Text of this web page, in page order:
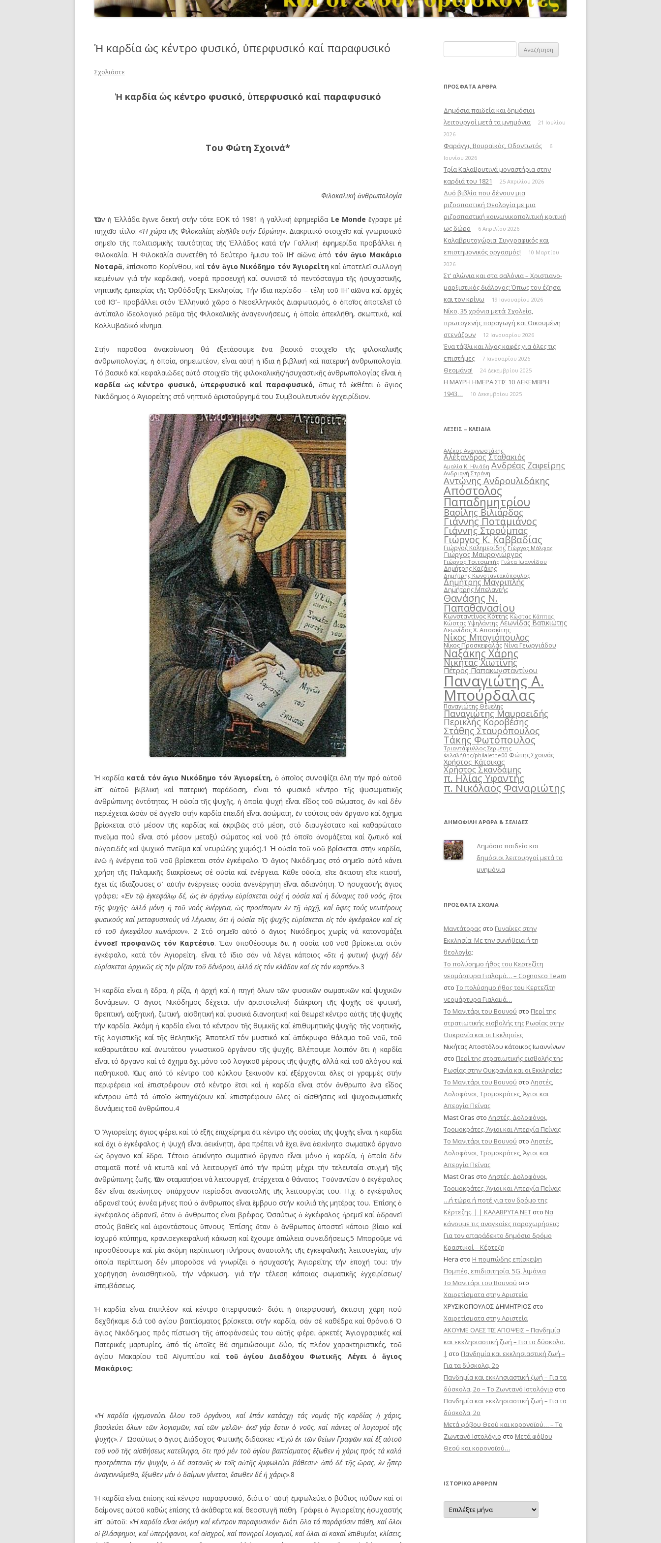
Ἡ καρδία ὡς κέντρο φυσικό, ὑπερφυσικό καί παραφυσικό
Σχολιάστε
Ἡ καρδία ὡς κέντρο φυσικό, ὑπερφυσικό καί παραφυσικό
Του Φώτη Σχοινά*
Φιλοκαλική ἀνθρωπολογία
Ὅταν ἡ Ἑλλάδα ἔγινε δεκτή στήν τότε ΕΟΚ τό 1981 ἡ γαλλική ἐφημερίδα Le Monde ἔγραφε μέ
πηχαῖο τίτλο: «Ἡχώρα τῆς Φιλοκαλίας εἰσῆλθε στήν Εὐρώπη». Διακριτικό στοιχεῖο καί γνωριστικό
σημεῖο τῆς πολιτισμικῆς ταυτότητας τῆς Ἑλλάδος κατά τήν Γαλλική ἐφημερίδα προβάλλει ἡ
Φιλοκαλία. Ἡ Φιλοκαλία συνετέθη τό δεύτερο ἥμισυ τοῦ ΙΗ’ αἰῶνα ἀπό τόν ἅγιο Μακάριο
Νοταρᾶ, ἐπίσκοπο Κορίνθου, καί τόν ἅγιο Νικόδημο τόν Ἁγιορείτηκαί ἀποτελεῖ συλλογή
κειμένων γιά τήν καρδιακή, νοερά προσευχή καί συνιστᾶ τό πεντόσταγμα τῆς ἡσυχαστικῆς,
νηπτικῆς ἐμπειρίας τῆς Ὀρθόδοξης Ἐκκλησίας. Τήν ἴδια περίοδο – τέλη τοῦ ΙΗ’ αἰῶνα καί ἀρχές
τοῦ ΙΘ’– προβάλλει στόν Ἑλληνικό χῶρο ὁ Νεοελληνικός Διαφωτισμός, ὁ ὁποῖος ἀποτελεῖ τό
ἀντίπαλο ἰδεολογικό ρεῦμα τῆς Φιλοκαλικῆς ἀναγεννήσεως, ἡ ὁποία ἀπεκλήθη, σκωπτικά, καί
Κολλυβαδικό κίνημα.
Στήν παροῦσα ἀνακοίνωση θά ἐξετάσουμε ἕνα βασικό στοιχεῖο τῆς φιλοκαλικῆς
ἀνθρωπολογίας, ἡ ὁποία, σημειωτέον, εἶναι αὐτή ἡ ἴδια ἡ βιβλική καί πατερική ἀνθρωπολογία.
Τό βασικό καί κεφαλαιῶδες αὐτό στοιχεῖο τῆς φιλοκαλικῆς/ἡσυχαστικῆς ἀνθρωπολογίας εἶναι ἡ
καρδία ὡς κέντρο φυσικό, ὑπερφυσικό καί παραφυσικό, ὅπως τό ἐκθέτει ὁ ἅγιος
Νικόδημος ὁ Ἁγιορείτης στό νηπτικό ἀριστούργημά του Συμβουλευτικόν ἐγχειρίδιον.
Ἡ καρδία κατά τόνἅγιο Νικόδημο τόνἉγιορείτη, ὁ ὁποῖος συνοψίζει ὅλη τήν πρό αὐτοῦ
ἐπ᾿ αὐτοῦ βιβλική καί πατερική παράδοση, εἶναι τό φυσικό κέντρο τῆς ψυσωματικῆς
ἀνθρώπινης ὀντότητας. Ἡ οὐσία τῆς ψυχῆς, ἡ ὁποία ψυχή εἶναι εἶδος τοῦ σώματος, ἄν καί δέν
περιέχεται ὡσάν σέ ἀγγεῖο στήν καρδία ἐπειδή εἶναι ἀσώματη, ἐν τούτοις σάν ὄργανο καί ὄχημα
βρίσκεται στό μέσον τῆς καρδίας καί ἀκριβῶς στό μέση, στό διαυγέστατο καί καθαρώτατο
πνεῦμα πού εἶναι στό μέσον μεταξύ σώματος καί νοῦ (τό ὁποῖο ὀνομάζεται καί ζωτικό καί
αὐγοειδές καί ψυχικό πνεῦμα καί νευρώδης χυμός).1 Ἡ οὐσία τοῦ νοῦ βρίσκεται στήν καρδία,
ἐνῶ ἡ ἐνέργεια τοῦ νοῦ βρίσκεται στόν ἐγκέφαλο. Ὁ ἅγιος Νικόδημος στό σημεῖο αὐτό κάνει
χρήση τῆς Παλαμικῆς διακρίσεως σέ οὐσία καί ἐνέργεια. Κάθε οὐσία, εἴτε ἄκτιστη εἴτε κτιστή,
ἔχει τίς ἰδιάζουσες σ᾿ αὐτήν ἐνέργειες· οὐσία ἀνενέργητη εἶναι ἀδιανόητη. Ὁ ἡσυχαστής ἅγιος
γράφει: «Ἐν τῷ ἐγκεφάλῳ δέ, ὡς ἐν ὀργάνῳεὑρίσκεται οὐχίἡ οὐσία καί ἡ δύναμις τοῦ νοός,ἤτοι
τῆς ψυχῆς·ἀλλά μόνη ἡ τοῦ νοός ἐνέργεια, ὡς προείπομενἐν τῇ ἀρχῇ, καί ἄφες τούς νεωτέρους
φυσικούς καί μεταφυσικούς νά λέγωσιν,ὅτιἡ οὐσία τῆς ψυχῆς εὑρίσκεται εἰς τόν ἐγκέφαλον καί εἰς
τό τοῦ ἐγκεφάλου κωνάριον». 2 Στό σημεῖο αὐτό ὁ ἅγιος Νικόδημος χωρίς νά κατονομάζει
ἐννοεῖπροφανῶς τόν Καρτέσιο. Ἐάν ὑποθέσουμε ὅτι ἡ οὐσία τοῦ νοῦ βρίσκεται στόν
ἐγκέφαλο, κατά τόν Ἁγιορείτη, εἶναι τό ἴδιο σάν νά λέγει κάποιος «ὅτι ἡ φυτική ψυχή δέν
εὑρίσκεται ἀρχικῶς εἰς τήν ρίζαν τοῦ δένδρου, ἀλλά εἰς τόν κλάδον καί εἰς τόν καρπόν».3
Ἡ καρδία εἶναι ἡ ἕδρα, ἡ ρίζα, ἡ ἀρχή καί ἡ πηγή ὅλων τῶν φυσικῶν σωματικῶν καί ψυχικῶν
δυνάμεων. Ὁ ἅγιος Νικόδημος δέχεται τήν ἀριστοτελική διάκριση τῆς ψυχῆς σέ φυτική,
θρεπτική, αὐξητική, ζωτική, αἰσθητική καί φυσικά διανοητική καί θεωρεῖ κέντρο αὐτῆς τῆς ψυχῆς
τήν καρδία. Ἀκόμη ἡ καρδία εἶναι τό κέντρον τῆς θυμικῆς καί ἐπιθυμητικῆς ψυχῆς· τῆς νοητικῆς,
τῆς λογιστικῆς καί τῆς θελητικῆς. Ἀποτελεῖ τόν μυστικό καί ἀπόκρυφο θάλαμο τοῦ νοῦ, τοῦ
καθαρωτάτου καί ἀνωτάτου γνωστικοῦ ὀργάνου τῆς ψυχῆς. Βλέπουμε λοιπόν ὅτι ἡ καρδία
εἶναι τό ὄργανο καί τό ὄχημα ὄχι μόνο τοῦ λογικοῦ μέρους τῆς ψυχῆς, ἀλλά καί τοῦ ἀλόγου καί
παθητικοῦ. Ὅπως ἀπό τό κέντρο τοῦ κύκλου ξεκινοῦν καί ἐξέρχονται ὅλες οἱ γραμμές στήν
περιφέρεια καί ἐπιστρέφουν στό κέντρο ἔτσι καί ἡ καρδία εἶναι στόν ἄνθρωπο ἕνα εἶδος
κέντρου ἀπό τό ὁποῖο ἐκπηγάζουν καί ἐπιστρέφουν ὅλες οἱ αἰσθήσεις καί ψυχοσωματικές
δυνάμεις τοῦ ἀνθρώπου.4
Ὁ Ἅγιορείτης ἅγιος φέρει καί τό ἑξῆς ἐπιχείρημα ὅτι κέντρο τῆς οὐσίας τῆς ψυχῆς εἶναι ἡ καρδία
καί ὄχι ὁ ἐγκέφαλος: ἡ ψυχή εἶναι ἀεικίνητη, ἄρα πρέπει νά ἔχει ἕνα ἀεικίνητο σωματικό ὅργανο
ὡς ὄργανο καί ἕδρα. Τέτοιο ἀεικίνητο σωματικό ὄργανο εἶναι μόνο ἡ καρδία, ἡ ὁποία δέν
σταματᾶ ποτέ νά κτυπᾶ καί νά λειτουργεῖ ἀπό τήν πρώτη μέχρι τήν τελευταία στιγμή τῆς
ἀνθρώπινης ζωῆς. Ὅταν σταματήσει νά λειτουργεῖ, ἐπέρχεται ὁ θάνατος. Τοὐναντίον ὁ ἐκγέφαλος
δέν εἶναι ἀεικίνητος· ὑπάρχουν περίοδοι ἀναστολῆς τῆς λειτουργίας του. Π.χ. ὁ ἐγκέφαλος
ἀδρανεῖ τούς ἐννέα μῆνες πού ὁ ἄνθρωπος εἶναι ἔμβρυο στήν κοιλιά τῆς μητέρας του. Ἐπίσης ὁ
ἐγκέφαλος ἀδρανεῖ, ὅταν ὁ ἄνθρωπος εἶναι βρέφος. Ὡσαύτως ὁ ἐγκέφαλος ἠρεμεῖ καί ἀδρανεῖ
στούς βαθεῖς καί ἀφαντάστους ὕπνους. Ἐπίσης ὅταν ὁ ἄνθρωπος ὑποστεῖ κάποιο βίαιο καί
ἰσχυρό κτύπημα, κρανιοεγκεφαλική κάκωση καί ἔχουμε ἀπώλεια συνειδήσεως.5 Μποροῦμε νά
προσθέσουμε καί μία ἀκόμη περίπτωση πλήρους ἀναστολῆς τῆς ἐγκεφαλικῆς λειτουεγίας, τήν
ὁποία περίπτωση δέν μποροῦσε νά γνωρίζει ὁ ἡσυχαστής Ἁγιορείτης τήν ἐποχή του: τήν
χορήγηση ἀναισθητικοῦ, τήν νάρκωση, γιά τήν τέλεση κάποιας σωματικῆς ἐγχειρίσεως/
ἐπεμβάσεως.
Ἡ καρδία εἶναι ἐπιπλέον καί κέντρο ὑπερφυσικό· διότι ἡ ὑπερφυσική, ἄκτιστη χάρη πού
δεχθήκαμε διά τοῦ ἁγίου βαπτίσματος βρίσκεται στήν καρδία, σάν σέ καθέδρα καί θρόνο.6 Ὁ
ἅγιος Νικόδημος πρός πίστωση τῆς ἀποφάνσεώς του αὐτῆς φέρει ἀρκετές Ἁγιογραφικές καί
Πατερικές μαρτυρίες, ἀπό τίς ὁποῖες θά σημειώσουμε δύο, τίς πλέον χαρακτηριστικές, τοῦ
ἁγίου Μακαρίου τοῦ Αἰγυπτίου καί τοῦ ἁγίου Διαδόχου Φωτικῆς.Λέγειὁ ἅγιος
Μακάριος:
«Ἡκαρδία ἡγεμονεύειὅλου τοῦ ὀργάνου, καίἐπάν κατάσχῃ τάς νομάς τῆς καρδίας ἡ χάρις,
βασιλεύειὅλων τῶν λογισμῶν, καί τῶν μελῶν·ἐκεῖγάρ ἔστινὁ νοῦς, καί πάντες οἱλογισμοί τῆς
ψυχῆς».7 Ὡσαύτως ὁ ἅγιος Διάδοχος Φωτικῆς διδάσκει: «Ἐγώἐκ τῶν θείων Γραφῶν καί ἐξ αὐτοῦ
τοῦ νοῦ τῆς αἰσθήσεως κατείληφα, ὅτι πρό μέν τοῦ ἁγίου βαπτίσματος ἔξωθενἡ χάρις πρός τά καλά
προτρέπεται τήν ψυχήν,ὁ δέ σατανᾶςἐν τοῖς αὐτῆςἐμφωλεύει βάθεσιν·ἀπό δέ τῆςὥρας, ἐν ᾗπερ
ἀναγεννώμεθα, ἔξωθεν μέν ὁ δαίμων γίνεται, ἔσωθεν δέἡ χάρις».8
Ἡ καρδία εἶναι ἐπίσης καί κέντρο παραφυσικό, διότι σ᾿ αὐτή ἐμφωλεύει ὁ βύθιος πύθων καί οἱ
δαίμονες αὐτοῦ καθώς ἐπίσης τά ἀκάθαρτα καί θεοστυγῆ πάθη. Γράφει ὁ Ἁγιορείτης ἡσυχαστής
ἐπ᾿ αὐτοῦ: «Ἡκαρδία εἶναιἀκόμη καί κέντρον παραφυσικόν· διότι ὅλα τά παράφύσιν πάθη, καίὅλοι
οἱβλάσφημοι, καίὑπερήφανοι, καί αἰσχροί, καί πονηροί λογισμοί, καίὅλαι αἱκακαίἐπιθυμίαι, κλίσεις,
για:
ΠΡΌΣΦΑΤΑ ΆΡΘΡΑ
Δημόσια παιδεία και δημόσιοι
λειτουργοί μετά τα μνημόνια
21 Ιουλίου
2026
Φαράγγι, Βουραϊκός, Οδοντωτός
6
Ιουνίου 2026
Τρία Καλαβρυτινά μοναστήρια στην
καρδιά του 1821
25 Απριλίου 2026
Δυό βιβλία που δένουν μια
ριζοσπαστική Θεολογία με μια
ριζοσπαστική κοινωνικοπολιτική κριτική
ως δώρο
6 Απριλίου 2026
Καλαβρυτοχώρια: Συγγραφικός και
επιστημονικός οργασμός!
10 Μαρτίου
2026
Στ’ αλώνια και στα σαλόνια – Χριστιανο-
μαρξιστικός διάλογος: Όπως τον έζησα
και τον κρίνω
19 Ιανουαρίου 2026
Νίκο, 35 χρόνια μετά: Σχολεία,
πρωτογενής παραγωγή και Οικουμένη
στενάζουν
12 Ιανουαρίου 2026
Ένα τάβλι και λίγος καφές για όλες τις
επιστήμες
7 Ιανουαρίου 2026
Θεομάνα! 24 Δεκεμβρίου 2025
Η ΜΑΥΡΗ ΗΜΕΡΑ ΣΤΙΣ 10 ΔΕΚΕΜΒΡΗ
1943…
10 Δεκεμβρίου 2025
ΛΈΞΕΙΣ – ΚΛΕΙΔΙΆ
Αλέκος Αναγνωστάκης
Αλέξανδρος Σταθακιός
Αμαλία Κ. Ηλιάδη Ανδρέας Ζαφείρης
Ανδριανή Στράνη
Αντώνης Ανδρουλιδάκης
Απόστολος
Παπαδημητρίου
Βασίλης Βιλιάρδος
Γιάννης Ποταμιάνος
Γιάννης Στρούμπας
Γιώργος Κ. Καββαδίας
Γιώργος Καλημερίδης Γιώργος Μάλφας
Γιώργος Μαυρογιώργος
Γιώργος Τσιτσιμπής Γιώτα Ιωαννίδου
Δημήτρης Καζάκης
Δημήτρης Κωνσταντακόπουλος
Δημήτρης Μαγριπλής
Δημήτρης Μπελαντής
Θανάσης Ν.
Παπαθανασίου
Κωνσταντίνος Κόττης Κώστας Κάππας
Κώστας Υψηλάντης Λεωνίδας Βατικιώτης
Λεωνίδας Χ. Αποσκίτης
Νίκος Μπογιόπουλος
Νίκος Προσκεφαλάς Νίνα Γεωργιάδου
Ναξάκης Χάρης
Νικήτας Χιωτίνης
Πέτρος Παπακωνσταντίνου
Παναγιώτης Α.
Μπούρδαλας
Παναγιώτης Θέμελης
Παναγιώτης Μαυροειδής
Περικλής Κοροβέσης
Στάθης Σταυρόπουλος
Τάκης Φωτόπουλος
Τριαντάφυλλος Σερμέτης
Φιλαλήθης/philalethe00 Φώτης Σχοινάς
Χρήστος Κάτσικας
Χρήστος Σκανδάμης
π. Ηλίας Υφαντής
π. Νικόλαος Φαναριώτης
ΔΗΜΟΦΙΛΉ ΆΡΘΡΑ & ΣΕΛΊΔΕΣ
Δημόσια παιδεία και
δημόσιοι λειτουργοί μετά τα
μνημόνια
ΠΡΌΣΦΑΤΑ ΣΧΌΛΙΑ
Μαντάτορας στο Γυναίκες στην
Εκκλησία: Με την συνήθεια ή τη
θεολογία;
Το πολύσημο ήθος του Κερτεζίτη
νεομάρτυρα Γιαλαμά… – Cognosco Team
στο Το πολύσημο ήθος του Κερτεζίτη
νεομάρτυρα Γιαλαμά…
Το Μανιτάρι του Βουνού στο Περί της
στρατιωτικής εισβολής της Ρωσίας στην
Ουκρανία και οι Εκκλησίες
Νικήτας Αποστόλου κάτοικος Ιωαννίνων
στο Περί της στρατιωτικής εισβολής της
Ρωσίας στην Ουκρανία και οι Εκκλησίες
Το Μανιτάρι του Βουνού στο Ληστές,
Δολοφόνοι, Τρομοκράτες, Άγιοι και
Απεργία Πείνας
Mast Oras στο Ληστές, Δολοφόνοι,
Τρομοκράτες, Άγιοι και Απεργία Πείνας
Το Μανιτάρι του Βουνού στο Ληστές,
Δολοφόνοι, Τρομοκράτες, Άγιοι και
Απεργία Πείνας
Mast Oras στο Ληστές, Δολοφόνοι,
Τρομοκράτες, Άγιοι και Απεργία Πείνας
…ή τώρα ή ποτέ για τον δρόμο της
Κέρτεζης. | | ΚΑΛΑΒΡΥΤΑ ΝΕΤ στο Να
κάνουμε τις αναγκαίες παραχωρήσεις:
Για τον απαράδεκτο δημόσιο δρόμο
Κραστικοί – Κέρτεζη
Hera στο Η πομπώδης επίσκεψη
Πομπέο, επιδιαιτησία, 5G, λιμάνια
Το Μανιτάρι του Βουνού στο
Χαιρετίσματα στην Αριστεία
ΧΡΥΣΙΚΟΠΟΥΛΟΣ ΔΗΜΗΤΡΙΟΣ στο
Χαιρετίσματα στην Αριστεία
ΑΚΟΥΜΕ ΟΛΕΣ ΤΙΣ ΑΠΟΨΕΙΣ – Πανδημία
και εκκλησιαστική ζωή – Για τα δύσκολα.
| στο Πανδημία και εκκλησιαστική ζωή –
Για τα δύσκολα, 2ο
Πανδημία και εκκλησιαστική ζωή – Για τα
δύσκολα, 2ο – Το Zωντανό Iστολόγιο στο
Πανδημία και εκκλησιαστική ζωή – Για τα
δύσκολα, 2ο
Μετά φόβου Θεού και κορονοϊού… – Το
Zωντανό Iστολόγιο στο Μετά φόβου
Θεού και κορονοϊού…
ΙΣΤΟΡΙΚΌ ΆΡΘΡΩΝ
Ιστορικό
Άρθρων